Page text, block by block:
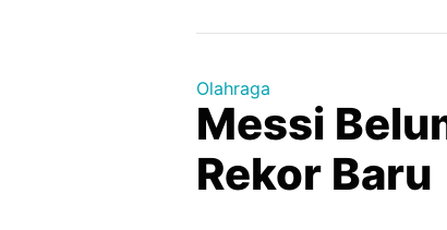
Olahraga
Messi
Rekor Baru